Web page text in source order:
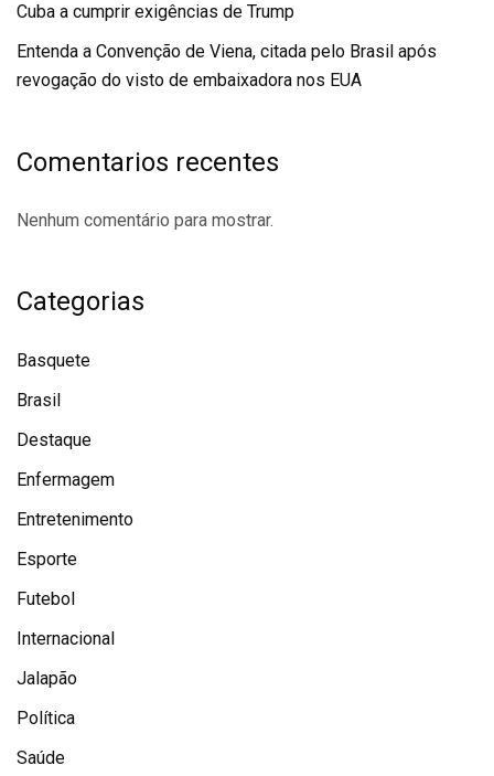
Cuba a cumprir exigências de Trump
Entenda a Convenção de Viena, citada pelo Brasil após
revogação do visto de embaixadora nos EUA
Comentarios recentes
Nenhum comentário para mostrar.
Categorias
Basquete
Brasil
Destaque
Enfermagem
Entretenimento
Esporte
Futebol
Internacional
Jalapão
Política
Saúde